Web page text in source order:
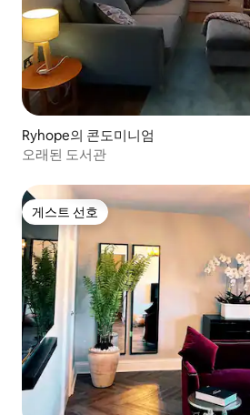
Ryhope의 콘도미니엄
오래된 도서관
게스트 선호
게스트 선호